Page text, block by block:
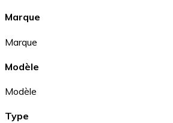
Marque
Marque
Modèle
Modèle
Type